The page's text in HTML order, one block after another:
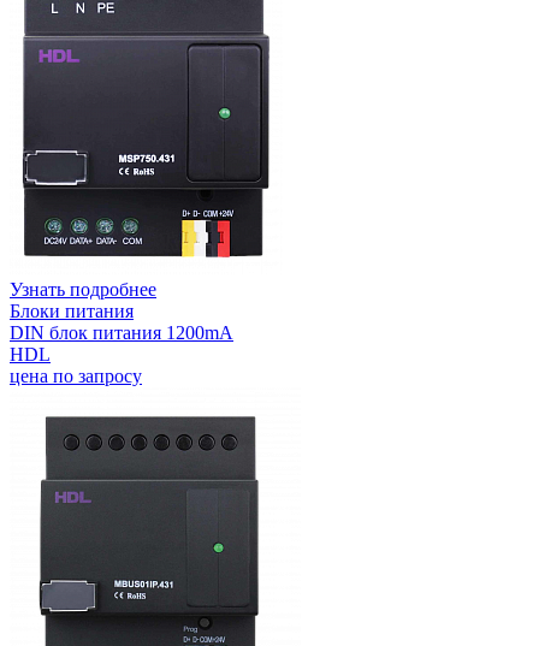
Узнать подробнее
Блоки питания
DIN блок питания 1200mA
HDL
цена по запросу